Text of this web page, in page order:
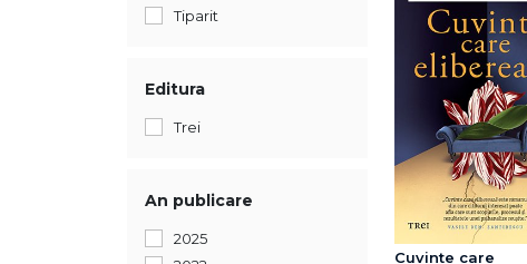
Tiparit
Editura
Trei
An publicare
2025
Cuvinte care